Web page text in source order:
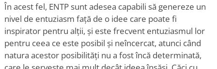
În acest fel, ENTP sunt adesea capabili să genereze un
nivel de entuziasm față de o idee care poate fi
inspirator pentru alții, și este frecvent entuziasmul lor
pentru ceea ce este posibil și neîncercat, atunci când
natura acestor posibilități nu a fost încă determinată,